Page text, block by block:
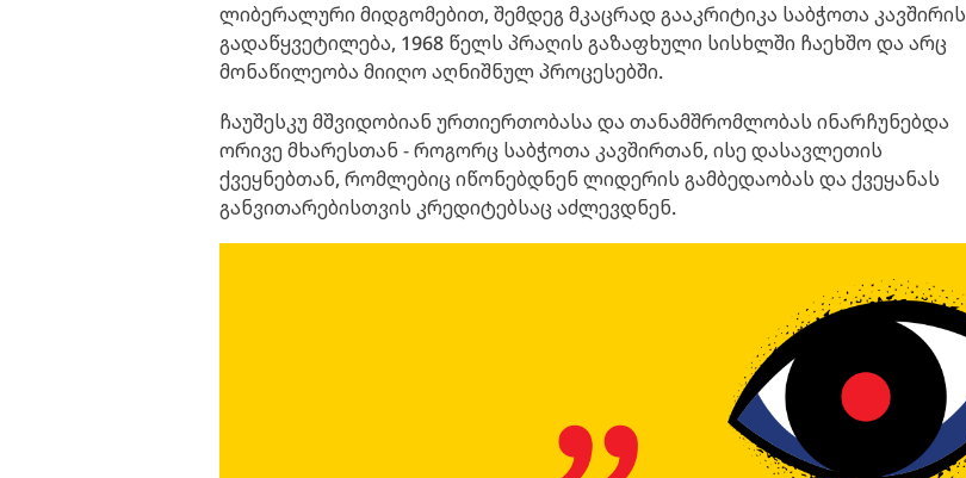
ლიბერალური მიდგომებით, შემდეგ მკაცრად გააკრიტიკა საბჭოთა კავშირის
გადაწყვეტილება, 1968 წელს პრაღის გაზაფხული სისხლში ჩაეხშო და არც
მონაწილეობა მიიღო აღნიშნულ პროცესებში.
ჩაუშესკუ მშვიდობიან ურთიერთობასა და თანამშრომლობას ინარჩუნებდა
ორივე მხარესთან - როგორც საბჭოთა კავშირთან, ისე დასავლეთის
ქვეყნებთან, რომლებიც იწონებდნენ ლიდერის გამბედაობას და ქვეყანას
განვითარებისთვის კრედიტებსაც აძლევდნენ.